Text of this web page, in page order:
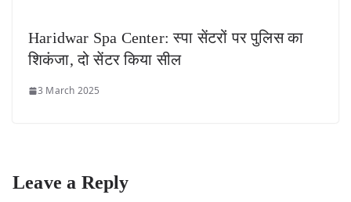
Haridwar Spa Center: स्पा सेंटरों पर पुलिस का
शिकंजा, दो सेंटर किया सील
3 March 2025
Leave a Reply